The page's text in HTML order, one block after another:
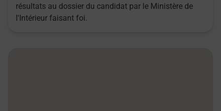
résultats au dossier du candidat par le Ministère de
l'Intérieur faisant foi.